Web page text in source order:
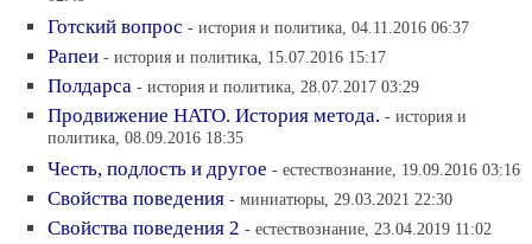
Готский вопрос - история и политика, 04.11.2016 06:37
Рапеи - история и политика, 15.07.2016 15:17
Полдарса - история и политика, 28.07.2017 03:29
Продвижение НАТО. История метода. - история и
политика, 08.09.2016 18:35
Честь, подлость и другое - естествознание, 19.09.2016 03:16
Свойства поведения - миниатюры, 29.03.2021 22:30
Свойства поведения 2 - естествознание, 23.04.2019 11:02